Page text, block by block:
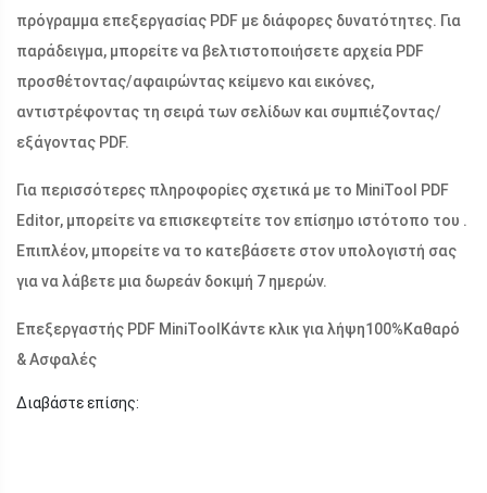
πρόγραμμα επεξεργασίας PDF με διάφορες δυνατότητες. Για
παράδειγμα, μπορείτε να βελτιστοποιήσετε αρχεία PDF
προσθέτοντας/αφαιρώντας κείμενο και εικόνες,
αντιστρέφοντας τη σειρά των σελίδων και συμπιέζοντας/
εξάγοντας PDF.
Για περισσότερες πληροφορίες σχετικά με το MiniTool PDF
Editor, μπορείτε να επισκεφτείτε τον επίσημο ιστότοπο του .
Επιπλέον, μπορείτε να το κατεβάσετε στον υπολογιστή σας
για να λάβετε μια δωρεάν δοκιμή 7 ημερών.
Επεξεργαστής PDF MiniTool Κάντε κλικ για λήψη100%Καθαρό
& Ασφαλές
Διαβάστε επίσης: